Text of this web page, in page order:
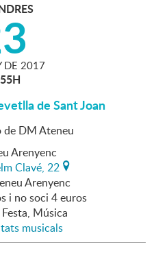
DE 2017
de Sant Joan
de DM Ateneu
Arenyenc
Clavé, 22
Arenyenc
i no soci 4 euros
Festa, Música
musicals